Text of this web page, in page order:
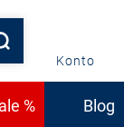
Konto
% Blog